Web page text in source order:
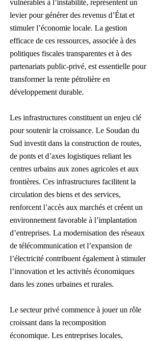
vulnérables à l’instabilité, représentent un
levier pour générer des revenus d’État et
stimuler l’économie locale. La gestion
efficace de ces ressources, associée à des
politiques fiscales transparentes et à des
partenariats public-privé, est essentielle pour
transformer la rente pétrolière en
développement durable.
Les infrastructures constituent un enjeu clé
pour soutenir la croissance. Le Soudan du
Sud investit dans la construction de routes,
de ponts et d’axes logistiques reliant les
centres urbains aux zones agricoles et aux
frontières. Ces infrastructures facilitent la
circulation des biens et des services,
renforcent l’accès aux marchés et créent un
environnement favorable à l’implantation
d’entreprises. La modernisation des réseaux
de télécommunication et l’expansion de
l’électricité contribuent également à stimuler
l’innovation et les activités économiques
dans les zones urbaines et rurales.
Le secteur privé commence à jouer un rôle
croissant dans la recomposition
économique. Les entreprises locales,